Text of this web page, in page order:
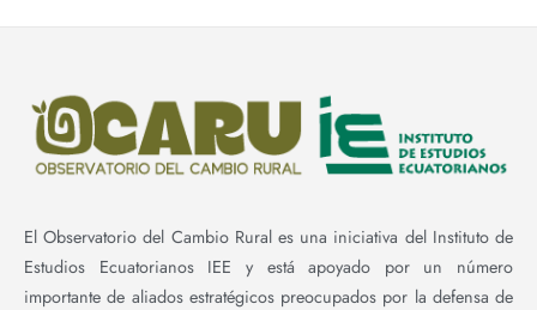
El Observatorio del Cambio Rural es una iniciativa del Instituto de
Estudios Ecuatorianos IEE y está apoyado por un número
importante de aliados estratégicos preocupados por la defensa de